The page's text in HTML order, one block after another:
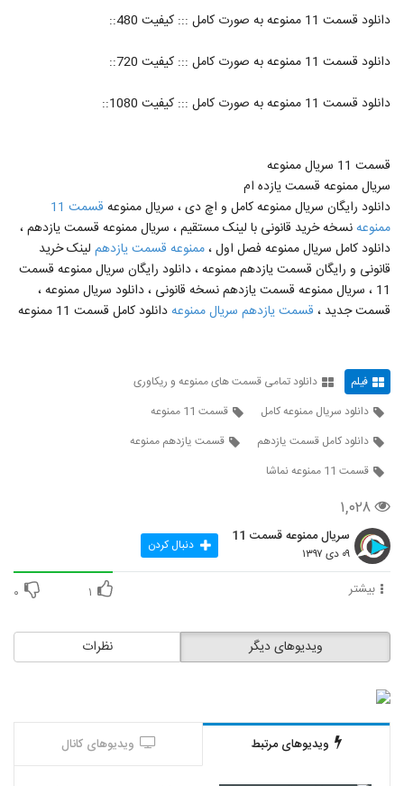
(قسمت 2) | قسمت پانزدهم ممنوعه (online)
دانلود قسمت 11 ممنوعه به صورت کامل ::: کیفیت 480::
دانلود قسمت 11 ممنوعه به صورت کامل ::: کیفیت 720::
دانلود قسمت 11 ممنوعه به صورت کامل ::: کیفیت 1080::
قسمت 11 سریال ممنوعه
سریال ممنوعه قسمت یازده ام
دانلود رایگان سریال ممنوعه کامل و اچ دی ، سریال ممنوعه
قسمت 11
ممنوعهنسخه خرید قانونی با لینک مستقیم ، سریال ممنوعه قسمت یازدهم ،
دانلود کامل سریال ممنوعه فصل اول ،ممنوعه قسمت یازدهم لینک خرید
قانونی و رایگان قسمت یازدهم ممنوعه ، دانلود رایگان سریال ممنوعه قسمت
11 ، سریال ممنوعه قسمت یازدهم نسخه قانونی ، دانلود سریال ممنوعه ،
قسمت جدید ، قسمت یازدهم سریال ممنوعهدانلود کامل قسمت 11 ممنوعه
فیلم
دانلود تمامی قسمت های ممنوعه و ریکاوری
دانلود سریال ممنوعه کامل
قسمت 11 ممنوعه
دانلود کامل قسمت یازدهم
قسمت یازدهم ممنوعه
قسمت 11 ممنوعه نماشا
۱,۰۲۸
سریال ممنوعه قسمت 11
۰۹ دی ۱۳۹۷ دنبال کردن
بیشتر ۱ ۰
نظرات ویدیوهای دیگر
ویدیوهای مرتبط ویدیوهای کانال